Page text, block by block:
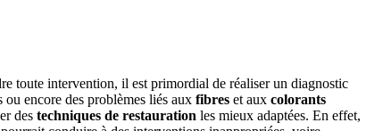
toute intervention, il est primordial de réaliser un diagnostic
encore des problèmes liés aux fibres et aux colorants
des techniques de restauration les mieux adaptées. En effet,